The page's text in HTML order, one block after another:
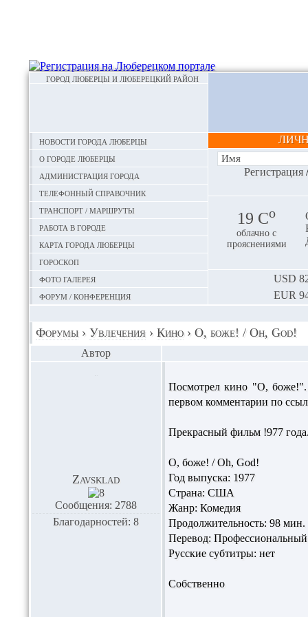
ГОРОД ЛЮБЕРЦЫ И ЛЮБЕРЕЦКИЙ РАЙОН
Новости города Люберцы
О городе Люберцы
Администрация города
Телефонный справочник
Транспорт / маршруты
Работа в городе
Карта города Люберцы
Гороскоп
Фото галерея
Форум / конференция
Регистрация
19 Сo
облачно с
прояснениями
USD
EUR
Форумы › Увлечения › Кино › О, боже! / Oh, God!
Автор
Zavsklad
Сообщения: 2788
Благодарностей: 8
Посмотрел кино "О, боже!".
первом комментарии по
Прекрасный фильм !977
О, боже! / Oh, God!
Год выпуска: 1977
Страна: США
Жанр: Комедия
Продолжительность: 98 мин.
Перевод:
Русские субтитры: нет
Собственно